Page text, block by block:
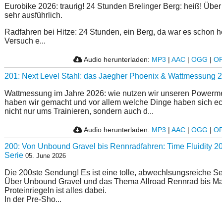
Eurobike 2026: traurig! 24 Stunden Brelinger Berg: heiß!
sehr ausführlich.
Radfahren bei Hitze: 24 Stunden, ein Berg, da war es schon
Versuch e...
Audio herunterladen: MP3 | AAC| OGG |
201: Next Level Stahl: das Jaegher Phoenix & Wattmessung
Wattmessung im Jahre 2026: wie nutzen wir unseren
haben wir gemacht und vor allem welche Dinge haben sich
nicht nur ums Trainieren, sondern auch d...
Audio herunterladen: MP3 | AAC| OGG |
200: Von Unbound Gravel bis Rennradfahren: Time Fluidity
Serie 05. June 2026
Die 200ste Sendung! Es ist eine tolle, abwechlsungsreiche
Über Unbound Gravel und das Thema Allroad Rennrad bis
Proteinriegeln ist alles dabei.
In der Pre-Sho...